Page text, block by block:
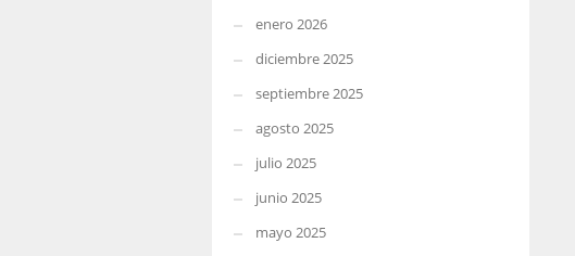
enero 2026
diciembre 2025
septiembre 2025
agosto 2025
julio 2025
junio 2025
mayo 2025